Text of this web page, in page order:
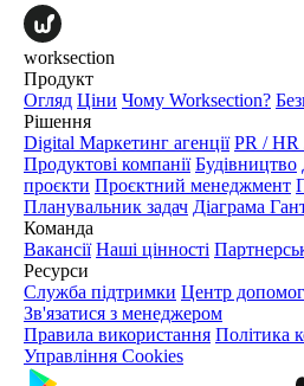
worksection
Продукт
Огляд Ціни Чому Worksection?
Рішення
Digital Маркетинг агенції PR / HR
Продуктові компанії Будівництво
проєкти Проєктний менеджмент
Планувальник задач Діаграма
Команда
Вакансії Наші цінності
Ресурси
Служба підтримки Центр
Зв'язатися з менеджером
Правила використання Політика
Управління Cookies